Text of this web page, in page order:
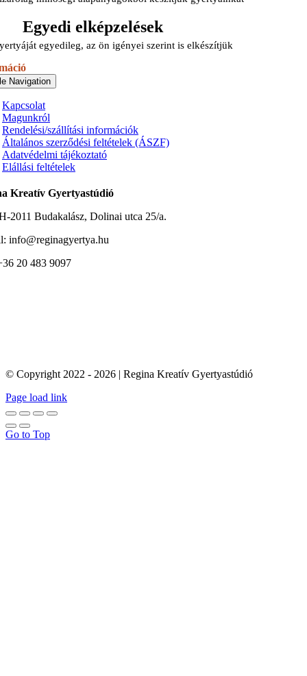
Egyedi elképzelések
egyedileg, az ön igényei szerint is elkészítjük
Navigation
Kapcsolat
Magunkról
Rendelési/szállítási információk
Általános szerződési feltételek (ÁSZF)
Adatvédelmi tájékoztató
Elállási feltételek
Kreatív Gyertyastúdió
2011 Budakalász, Dolinai utca 25/a.
info@reginagyertya.hu
20 483 9097
© Copyright 2022 - 2026 | Regina Kreatív Gyertyastúdió
Page load link
Go to Top